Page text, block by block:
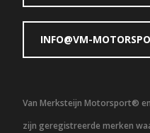
INFO@VM-
Van Merksteijn Motorsport®
zijn geregistreerde merken